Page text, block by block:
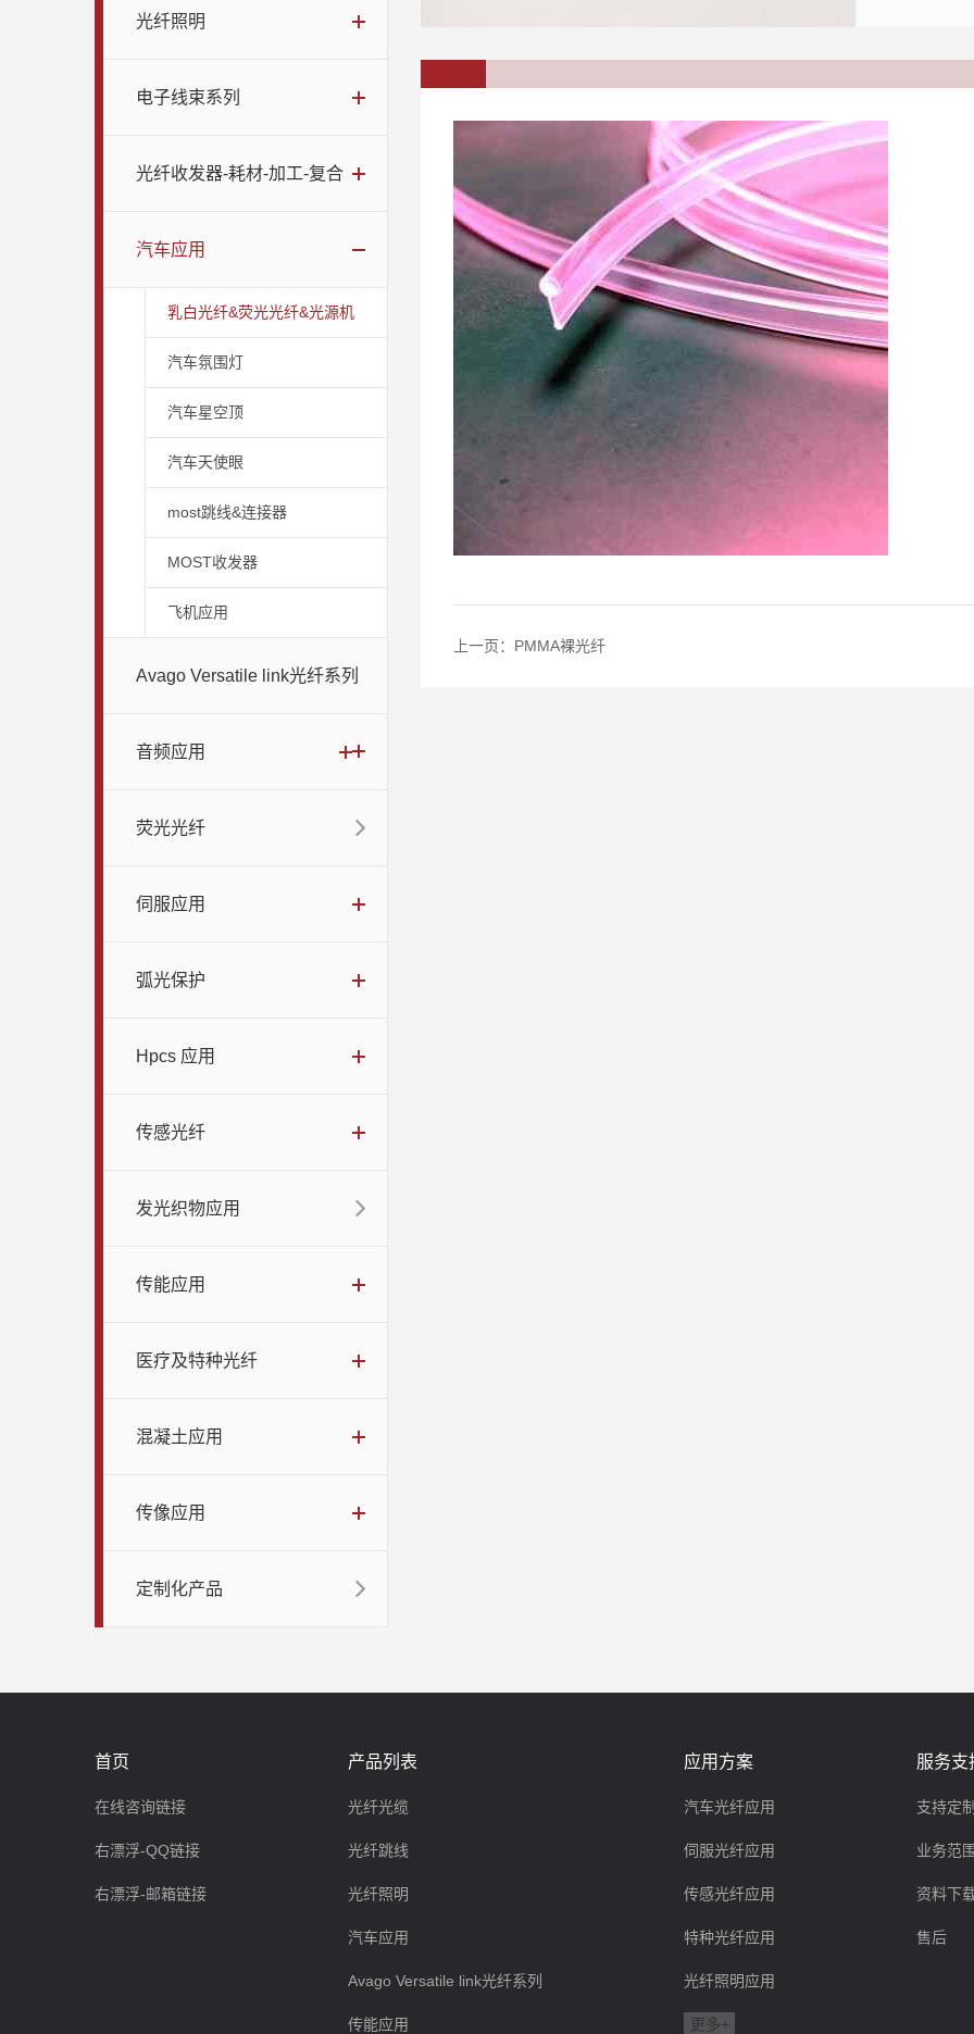
光纤照明
电子线束系列
光纤收发器-耗材-加工-复合
汽车应用
乳白光纤&荧光光纤&光源机
汽车氛围灯
汽车星空顶
汽车天使眼
most跳线&连接器
MOST收发器
飞机应用
Avago Versatile link光纤系列
音频应用
荧光光纤
伺服应用
弧光保护
Hpcs 应用
传感光纤
发光织物应用
传能应用
医疗及特种光纤
混凝土应用
传像应用
定制化产品
上一页： PMMA裸光纤
首页
在线咨询链接
右漂浮-QQ链接
右漂浮-邮箱链接
产品列表
光纤光缆
光纤跳线
光纤照明
汽车应用
Avago Versatile link光纤系列
传能应用
应用方案
汽车光纤应用
伺服光纤应用
传感光纤应用
特种光纤应用
光纤照明应用
更多+
服务支
支持定制
业务范围
资料下
售后